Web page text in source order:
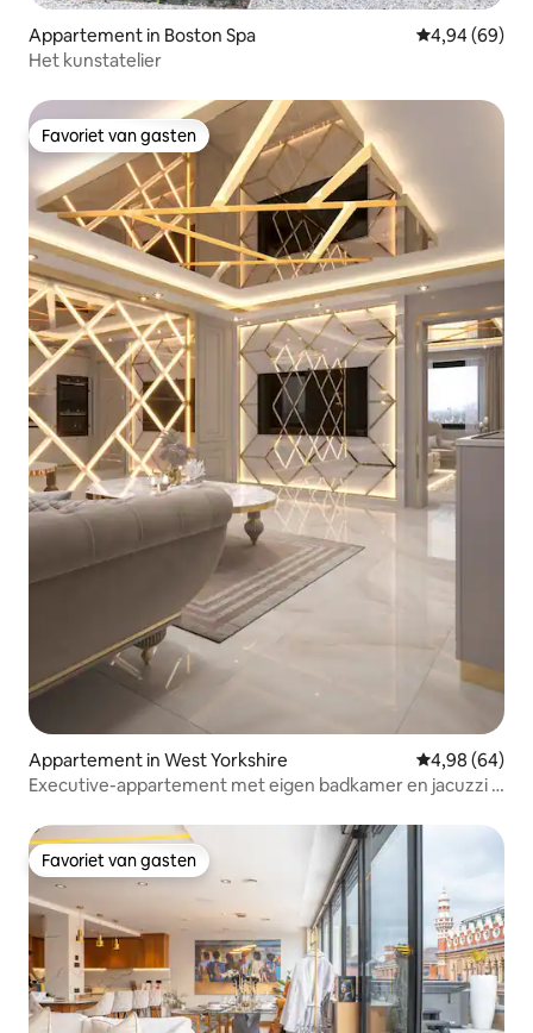
Appartement in Boston Spa Gemiddelde
4,94 (69)
Het kunstatelier
Favoriet van gasten
Favoriet van gasten
Appartement in West Yorkshire Gemiddelde
4,98 (64)
Executive-appartement met eigen badkamer en jacuzzi -
Favoriet van gasten
Favoriet van gasten